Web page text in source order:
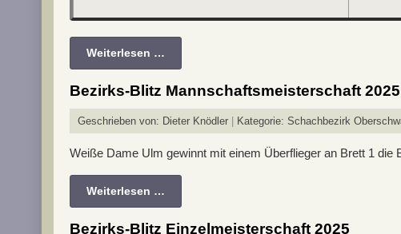
Weiterlesen …
Bezirks-Blitz Mannschaftsmeisterschaft 2025
Geschrieben von: Dieter Knödler Kategorie: Schachbezirk
Weiße Dame Ulm gewinnt mit einem Überflieger an Brett 1 die
Weiterlesen …
Bezirks-Blitz Einzelmeisterschaft 2025